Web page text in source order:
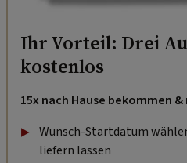
Ihr Vorteil: Drei
kostenlos
15x nach Hause bekommen
Wunsch-Startdatum
liefern lassen